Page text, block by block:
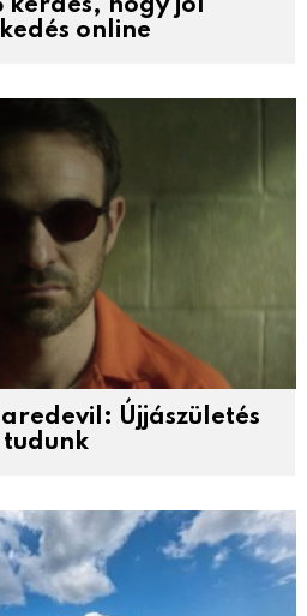
hogy jól
online
Újjászületés